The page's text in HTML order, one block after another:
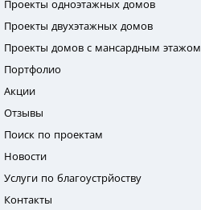
Проекты одноэтажных домов
Проекты двухэтажных домов
Проекты домов с мансардным этажом
Портфолио
Акции
Отзывы
Поиск по проектам
Новости
Услуги по благоустрйоству
Контакты